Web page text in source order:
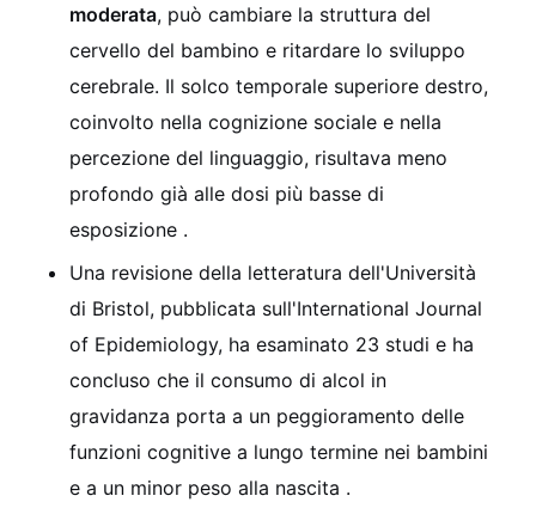
moderata, può cambiare la struttura del
cervello del bambino e ritardare lo sviluppo
cerebrale. Il solco temporale superiore destro,
coinvolto nella cognizione sociale e nella
percezione del linguaggio, risultava meno
profondo già alle dosi più basse di
esposizione .
Una revisione della letteratura dell'Università
di Bristol, pubblicata sull'International Journal
of Epidemiology, ha esaminato 23 studi e ha
concluso che il consumo di alcol in
gravidanza porta a un peggioramento delle
funzioni cognitive a lungo termine nei bambini
e a un minor peso alla nascita .